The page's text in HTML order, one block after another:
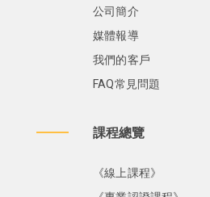
公司簡介
媒體報導
我們的客戶
FAQ常見問題
課程總覽
《線上課程》